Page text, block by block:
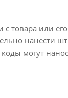
товара или
нанести
могут